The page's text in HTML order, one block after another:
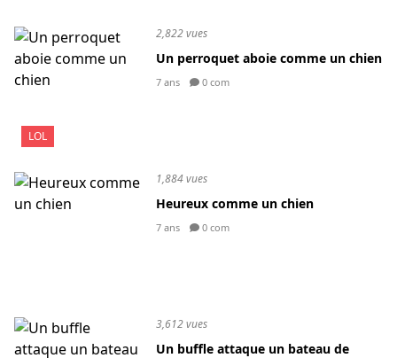
LOL
2,822 vues
Un perroquet aboie comme un chien
7 ans 0 com
1,884 vues
Heureux comme un chien
7 ans 0 com
3,612 vues
Un buffle attaque un bateau de